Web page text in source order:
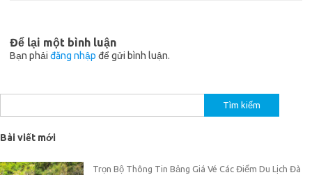
Để lại một bình luận
Bạn phải đăng nhập để gửi bình luận.
kiếm
cho:
Bài viết mới
Trọn Bộ Thông Tin Bảng Giá Vé Các Điểm Du Lịch Đà